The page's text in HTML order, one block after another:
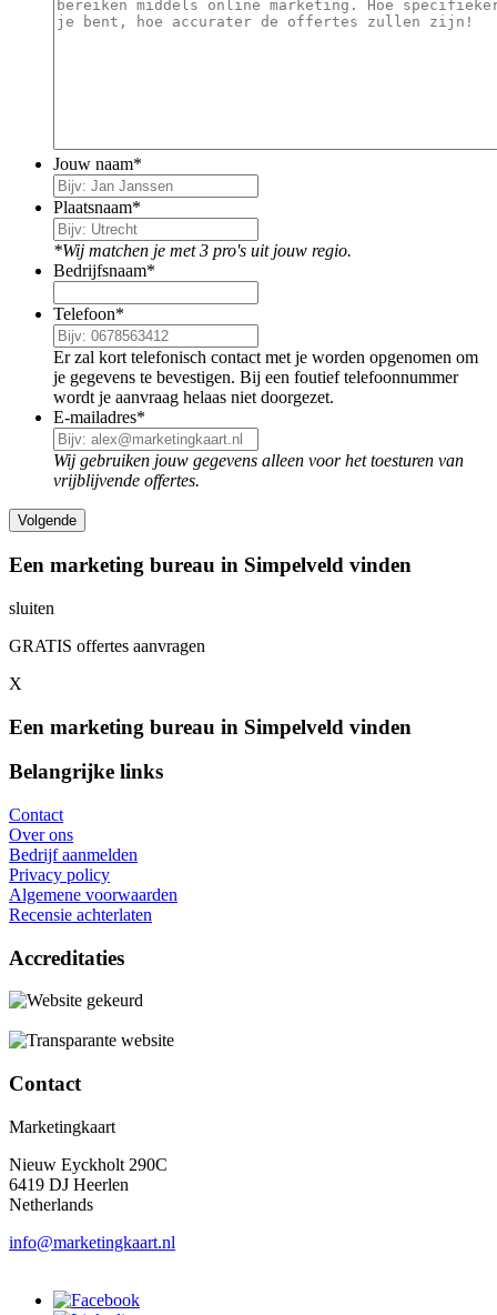
Jouw naam*
Plaatsnaam*
*Wij matchen je met 3 pro's uit jouw regio.
Bedrijfsnaam*
Telefoon*
Er zal kort telefonisch contact met je worden opgenomen om
je gegevens te bevestigen. Bij een foutief telefoonnummer
wordt je aanvraag helaas niet doorgezet.
E-mailadres*
Wij gebruiken jouw gegevens alleen voor het toesturen van
vrijblijvende offertes.
Een marketing bureau in Simpelveld vinden
sluiten
GRATIS offertes aanvragen
X
Een marketing bureau in Simpelveld vinden
Belangrijke links
Contact
Over ons
Bedrijf aanmelden
Privacy policy
Algemene voorwaarden
Recensie achterlaten
Accreditaties
Contact
Marketingkaart
Nieuw Eyckholt 290C
6419 DJ Heerlen
Netherlands
info@marketingkaart.nl